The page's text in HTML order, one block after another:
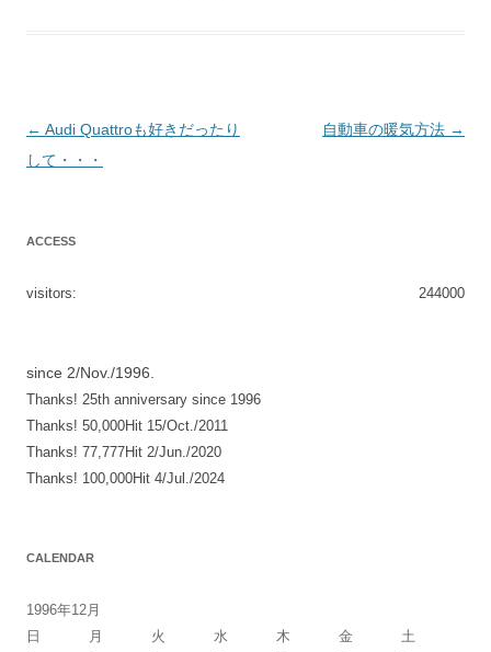
投
稿
ン
← Audi Quattroも好きだったり
して・・・
自動車の暖気方法 →
ACCESS
244000
visitors:
since 2/Nov./1996.
Thanks! 25th anniversary since 1996
Thanks! 50,000Hit 15/Oct./2011
Thanks! 77,777Hit 2/Jun./2020
Thanks! 100,000Hit 4/Jul./2024
CALENDAR
1996年12月
日
月 火 水 木 金
土